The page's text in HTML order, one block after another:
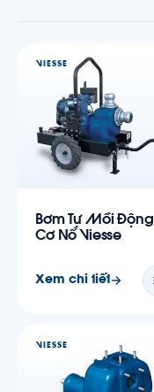
VIESSE
Bơm Tự Mồi Động
Cơ Nổ Viesse
Xem chi tiết
VIESSE